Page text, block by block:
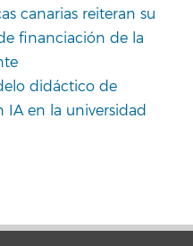
canarias reiteran su
financiación de la
didáctico de
en la universidad